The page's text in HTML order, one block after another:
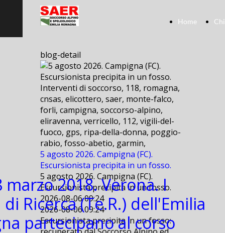
Home
blog-detail
Interventi di soccorso, 118, romagna,
cnsas, elicottero, saer, monte-falco,
forli, campigna, soccorso-alpino,
eliravenna, verricello, 112, vigili-del-
fuoco, gps, ripa-della-donna, poggio-
rabio, fosso-abetio, garmin,
5 agosto 2026. Campigna (FC).
Escursionista precipita in un fosso.
5 agosto 2026. Campigna (FC).
Escursionista precipita in un fosso.
2026-08-06 09:24
2026-08-06 09:24
Escursionista precipita in un fosso:
marzo 2018. Verona. I
Ricerca (Te.R.) dell'Emilia
partecipano al corso